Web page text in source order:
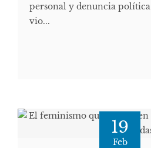
personal y denuncia
vio...
19
Feb